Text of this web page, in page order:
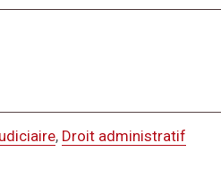
, Droit administratif